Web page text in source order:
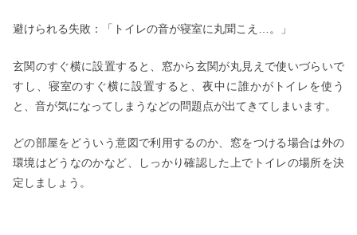
避けられる失敗：「トイレの音が寝室に丸聞こえ…。」
玄関のすぐ横に設置すると、窓から玄関が丸見えで使いづらいで
すし、寝室のすぐ横に設置すると、夜中に誰かがトイレを使う
と、音が気になってしまうなどの問題点が出てきてしまいます。
どの部屋をどういう意図で利用するのか、窓をつける場合は外の
環境はどうなのかなど、しっかり確認した上でトイレの場所を決
定しましょう。